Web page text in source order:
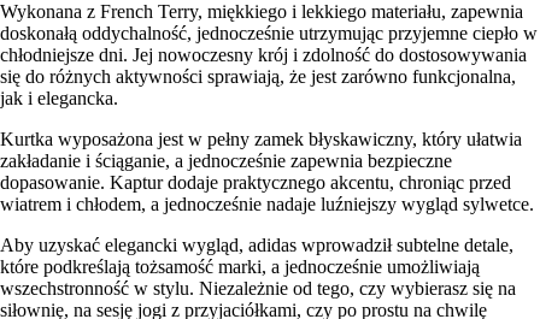
Wykonana z French Terry, miękkiego i lekkiego materiału, zapewnia
doskonałą oddychalność, jednocześnie utrzymując przyjemne ciepło w
chłodniejsze dni. Jej nowoczesny krój i zdolność do dostosowywania
się do różnych aktywności sprawiają, że jest zarówno funkcjonalna,
jak i elegancka.
Kurtka wyposażona jest w pełny zamek błyskawiczny, który ułatwia
zakładanie i ściąganie, a jednocześnie zapewnia bezpieczne
dopasowanie. Kaptur dodaje praktycznego akcentu, chroniąc przed
wiatrem i chłodem, a jednocześnie nadaje luźniejszy wygląd sylwetce.
Aby uzyskać elegancki wygląd, adidas wprowadził subtelne detale,
które podkreślają tożsamość marki, a jednocześnie umożliwiają
wszechstronność w stylu. Niezależnie od tego, czy wybierasz się na
siłownię, na sesję jogi z przyjaciółkami, czy po prostu na chwilę